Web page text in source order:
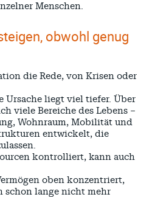
Menschen.
obwohl genug
die Rede, von Krisen oder
Ursache liegt viel tiefer. Über
viele Bereiche des Lebens –
Wohnraum, Mobilität und
entwickelt, die
kontrolliert, kann auch
oben konzentriert,
schon lange nicht mehr